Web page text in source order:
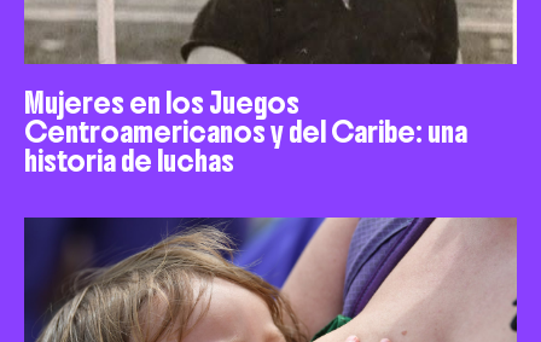
Mujeres en los Juegos
Centroamericanos y del Caribe: una
historia de luchas